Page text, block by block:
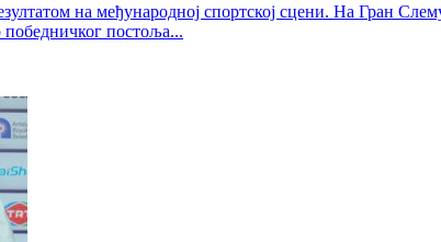
на међународној спортској сцени. На Гран
победничког постоља...